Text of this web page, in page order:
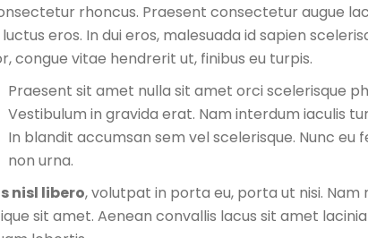
rhoncus. Praesent consectetur augue
luctus eros. In dui eros, malesuada id sapien
congue vitae hendrerit ut, finibus eu turpis.
Praesent sit amet nulla sit amet orci scelerisque
Vestibulum in gravida erat. Nam interdum iaculis
In blandit accumsan sem vel scelerisque. Nunc
non urna.
nisl libero, volutpat in porta eu, porta ut nisi.
sit amet. Aenean convallis lacus sit amet